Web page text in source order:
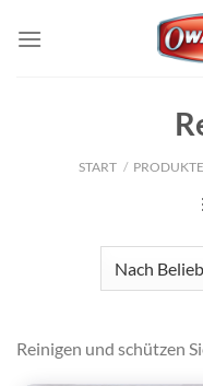
Inhalt
START / PRODUKTE
Reinigen und schützen